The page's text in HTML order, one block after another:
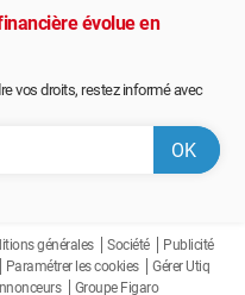
évolue en
vos droits, restez informé avec
générales Société
Publicité
Paramétrer les cookies
Gérer Utiq
Groupe Figaro